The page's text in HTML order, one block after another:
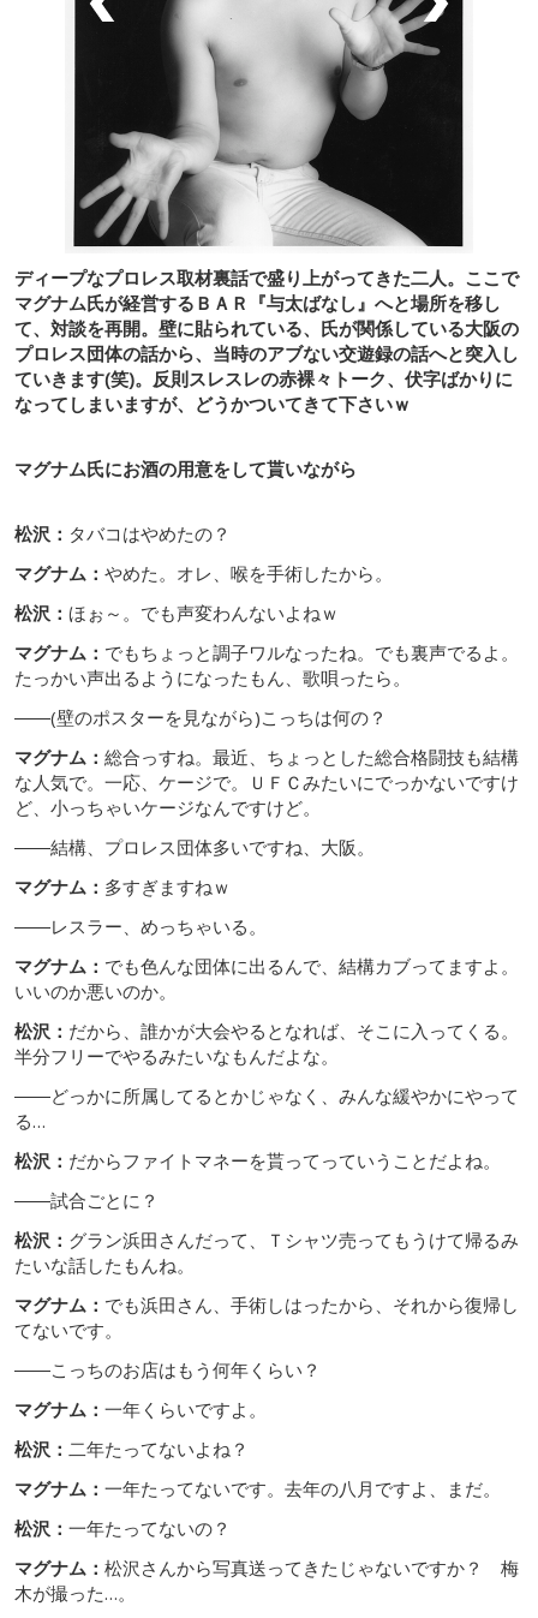
ディープなプロレス取材裏話で盛り上がってきた二人。ここで
マグナム氏が経営するＢＡＲ『与太ばなし』へと場所を移し
て、対談を再開。壁に貼られている、氏が関係している大阪の
プロレス団体の話から、当時のアブない交遊録の話へと突入し
ていきます(笑)。反則スレスレの赤裸々トーク、伏字ばかりに
なってしまいますが、どうかついてきて下さいｗ
マグナム氏にお酒の用意をして貰いながら
松沢： タバコはやめたの？
マグナム： やめた。オレ、喉を手術したから。
松沢： ほぉ～。でも声変わんないよねｗ
マグナム： でもちょっと調子ワルなったね。でも裏声でるよ。
たっかい声出るようになったもん、歌唄ったら。
――(壁のポスターを見ながら)こっちは何の？
マグナム： 総合っすね。最近、ちょっとした総合格闘技も結構
な人気で。一応、ケージで。ＵＦＣみたいにでっかないですけ
ど、小っちゃいケージなんですけど。
――結構、プロレス団体多いですね、大阪。
マグナム： 多すぎますねｗ
――レスラー、めっちゃいる。
マグナム： でも色んな団体に出るんで、結構カブってますよ。
いいのか悪いのか。
松沢： だから、誰かが大会やるとなれば、そこに入ってくる。
半分フリーでやるみたいなもんだよな。
――どっかに所属してるとかじゃなく、みんな緩やかにやって
る…
松沢： だからファイトマネーを貰ってっていうことだよね。
――試合ごとに？
松沢： グラン浜田さんだって、Ｔシャツ売ってもうけて帰るみ
たいな話したもんね。
マグナム： でも浜田さん、手術しはったから、それから復帰し
てないです。
――こっちのお店はもう何年くらい？
マグナム： 一年くらいですよ。
松沢： 二年たってないよね？
マグナム： 一年たってないです。去年の八月ですよ、まだ。
松沢： 一年たってないの？
マグナム： 松沢さんから写真送ってきたじゃないですか？ 梅
木が撮った…。